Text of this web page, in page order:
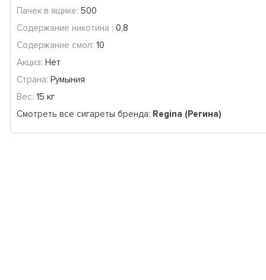
Пачек в ящике: 500
Содержание никотина : 0,8
Содержание смол: 10
Акциз: Нет
Страна: Румыния
Вес: 15 кг
Смотреть все сигареты бренда: Regina (Регина)